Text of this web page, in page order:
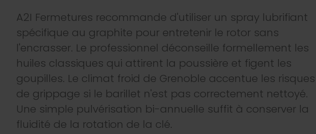
A2I Fermetures recommande d'utiliser un spray lubrifiant
spécifique au graphite pour entretenir le rotor sans
l'encrasser. Le professionnel déconseille formellement les
huiles classiques qui attirent la poussière et figent les
goupilles. Le climat froid de Grenoble accentue les risques
de grippage si le barillet n'est pas correctement nettoyé.
Une simple pulvérisation bi-annuelle suffit à conserver la
fluidité de la rotation de la clé.